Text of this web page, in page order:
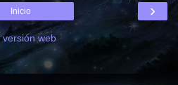
›
Inicio
versión web